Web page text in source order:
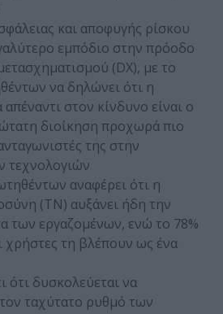
και αποφυγής ρίσκου
εμπόδιο στην πρόοδο
(DX), με το
να δηλώνει ότι η
απέναντι στον κίνδυνο είναι ο
διοίκηση προχωρά πιο
της στην
τεχνολογιών
αναφέρει ότι η
(ΤΝ) αυξάνει ήδη την
των εργαζομένων, ενώ το 78%
χρήστες τη βλέπουν ως ένα
ότι δυσκολεύεται να
ταχύτατο ρυθμό των